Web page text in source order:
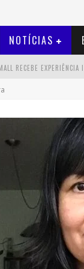
NOTÍCIAS